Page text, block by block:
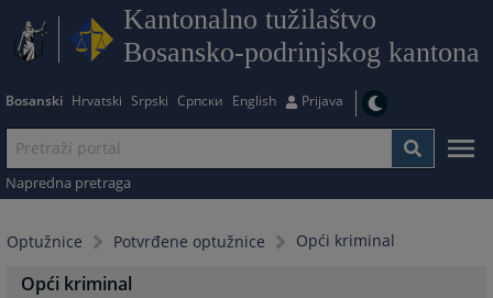
Kantonalno tužilaštvo
Bosansko-podrinjskog kantona
Bosanski Hrvatski Srpski Српски English Prijava
Napredna pretraga
Optužnice Potvrđene optužnice Opći kriminal
Opći kriminal